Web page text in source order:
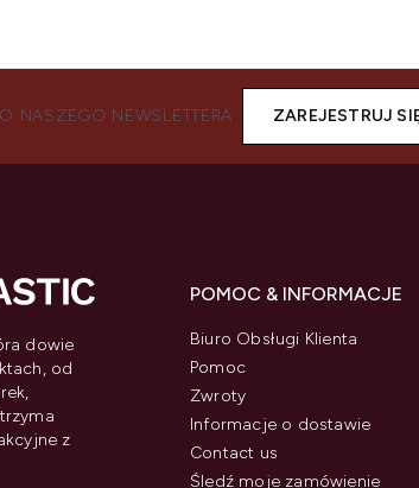
NASZEGO NEWSLETTERA ZAREJESTRUJ
dowie
od
z
POMOC & INFORMACJE
Biuro Obsługi Klienta
Pomoc
Zwroty
Informacje o dostawie
Contact us
Śledź moje zamówienie